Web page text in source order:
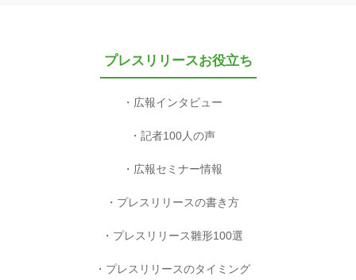
プレスリリースお役立ち
広報インタビュー
記者100人の声
広報セミナー情報
プレスリリースの書き方
プレスリリース雛形100選
プレスリリースのタイミング